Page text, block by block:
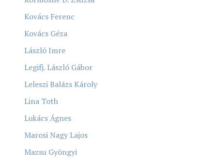
Kovács Ferenc
Kovács Géza
László Imre
Legifj. László Gábor
Leleszi Balázs Károly
Lina Toth
Lukács Ágnes
Marosi Nagy Lajos
Mazsu Gyöngyi